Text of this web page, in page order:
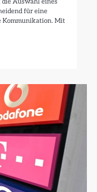
für eine
Kommunikation. Mit